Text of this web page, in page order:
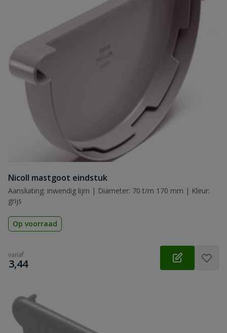
Nicoll mastgoot eindstuk
Aansluiting: inwendig lijm | Diameter: 70 t/m 170 mm | Kleur:
grijs
Op voorraad
vanaf
€
3,44